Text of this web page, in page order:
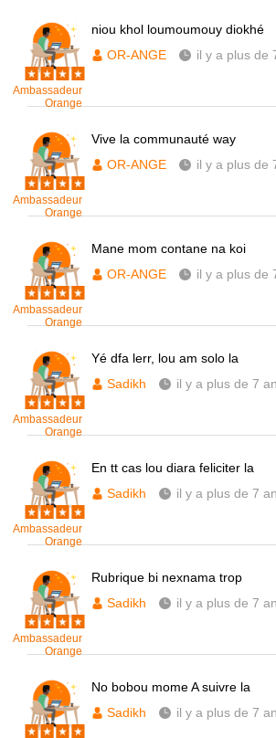
Ambassadeur
Orange
niou khol loumoumouy diokhé
OR-ANGE
il y a plus de
Ambassadeur
Orange
Vive la communauté way
OR-ANGE
il y a plus de
Ambassadeur
Orange
Mane mom contane na koi
OR-ANGE
il y a plus de
Ambassadeur
Orange
Yé dfa lerr, lou am solo la
Sadikh
il y a plus de 7
Ambassadeur
Orange
En tt cas lou diara feliciter la
Sadikh
il y a plus de 7
Ambassadeur
Orange
Rubrique bi nexnama trop
Sadikh
il y a plus de 7
No bobou mome A suivre la
Sadikh
il y a plus de 7